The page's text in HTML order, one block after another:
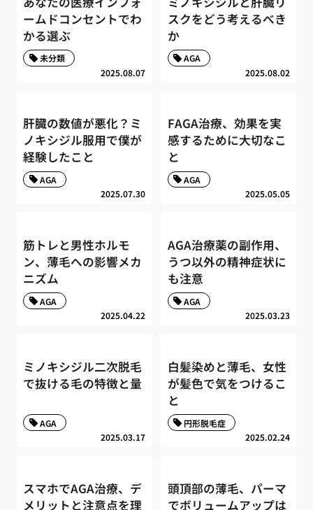
ームドコンセントでわ
かる選ぶ
2025.08.07
未分類
スクをどう考えるべき
か
2025.08.02
AGA
肝臓の数値が悪化？ミ
ノキシジル服用で僕が
経験したこと
2025.07.30
AGA
FAGA治療、効果を実
感するために大切なこ
と
2025.05.05
AGA
筋トレと男性ホルモ
ン、薄毛への影響メカ
ニズム
2025.04.22
AGA
AGA治療薬の副作用、
うつ以外の精神症状に
も注意
2025.03.23
AGA
ミノキシジル二次脱毛
で抜ける毛の特徴と量
2025.03.17
AGA
白髪染めと薄毛、女性
が髪色で気をつけるこ
と
2025.02.24
円形脱毛症
スマホでAGA治療、デ
メリットと注意点を理
頭頂部の薄毛、パーマ
でボリュームアップは